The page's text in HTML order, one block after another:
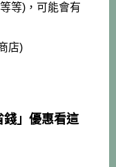
等)，可能會有
店)
錢」優惠看這